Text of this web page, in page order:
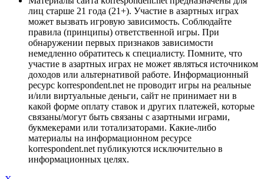
лиц старше 21 года (21+). Участие в азартных играх
может вызвать игровую зависимость. Соблюдайте
правила (принципы) ответственной игры. При
обнаружении первых признаков зависимости
немедленно обратитесь к специалисту. Помните, что
участие в азартных играх не может являться источником
доходов или альтернативой работе. Информационный
ресурс korrespondent.net не проводит игры на реальные
и/или виртуальные деньги, сайт не принимает ни в
какой форме оплату ставок и других платежей, которые
связаны/могут быть связаны с азартными играми,
букмекерами или тотализаторами. Какие-либо
материалы на информационном ресурсе
korrespondent.net публикуются исключительно в
информационных целях.